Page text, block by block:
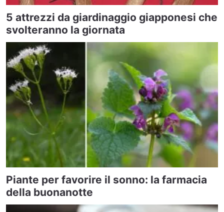
5 attrezzi da giardinaggio giapponesi che
svolteranno la giornata
Piante per favorire il sonno: la farmacia
della buonanotte